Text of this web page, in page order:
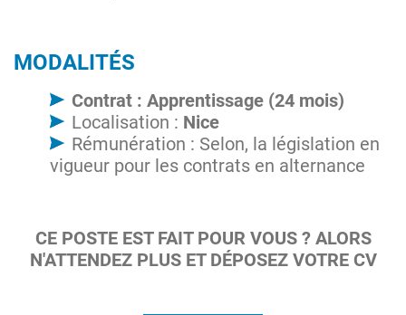
MODALITÉS
Contrat : Apprentissage (24 mois)
Localisation : Nice
Rémunération : Selon, la législation en
vigueur pour les contrats en alternance
CE POSTE EST FAIT POUR VOUS ? ALORS
N'ATTENDEZ PLUS ET DÉPOSEZ VOTRE CV